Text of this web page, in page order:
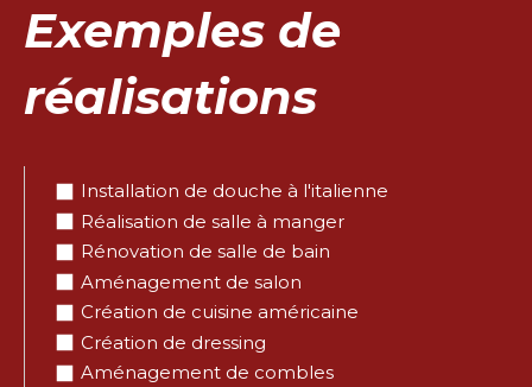
Exemples de
réalisations
Installation de douche à l'italienne
Réalisation de salle à manger
Rénovation de salle de bain
Aménagement de salon
Création de cuisine américaine
Création de dressing
Aménagement de combles